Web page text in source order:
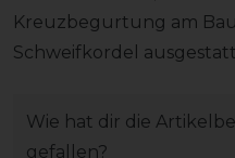
Kreuzbegurtung am
Schweifkordel
Wie hat dir die
gefallen?